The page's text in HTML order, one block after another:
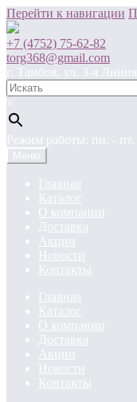
Перейти к навигации
+7 (4752) 75-62-82
torg368@gmail.com
г. Тамбов, ул. 3-я
×
Режим работы: пн. - пт.
Меню
Главная
Каталог
О компании
Доставка
Акции
Новости
Контакты
Главная
Каталог
О компании
Доставка
Акции
Новости
Контакты